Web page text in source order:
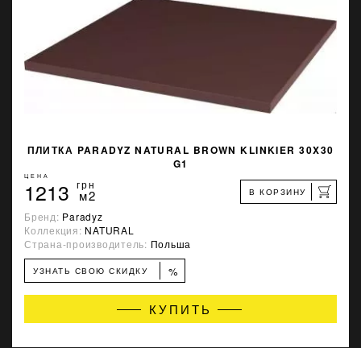
ПЛИТКА PARADYZ NATURAL BROWN KLINKIER 30X30
G1
ЦЕНА
1213 грн
м2 В КОРЗИНУ
Бренд: Paradyz
Коллекция: NATURAL
Страна-производитель: Польша
УЗНАТЬ СВОЮ СКИДКУ %
КУПИТЬ